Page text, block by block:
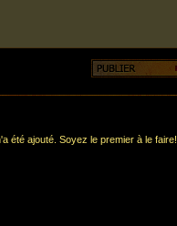
été ajouté. Soyez le premier à le faire!